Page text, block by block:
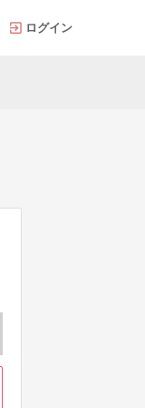
ログイン